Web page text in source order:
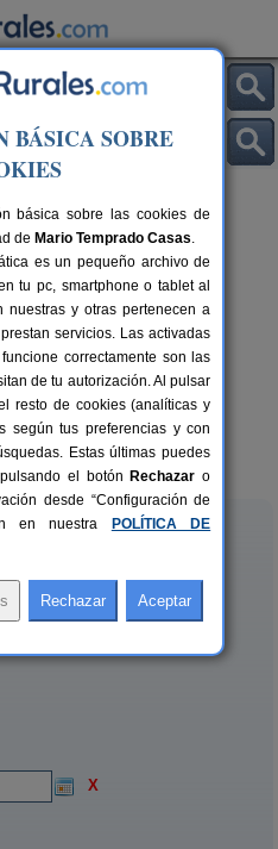
de Los Villares
10-12 pers.
desde27 €
San Pedro
X
BÁSICA SOBRE
básica sobre las cookies de
de Mario Temprado Casas.
es un pequeño archivo de
tu pc, smartphone o tablet al
nuestras y otras pertenecen a
servicios. Las activadas
correctamente son las
de tu autorización. Al pulsar
resto de cookies (analíticas y
según tus preferencias y con
Estas últimas puedes
el botón Rechazar o
desde “Configuración de
en nuestra
POLÍTICA DE